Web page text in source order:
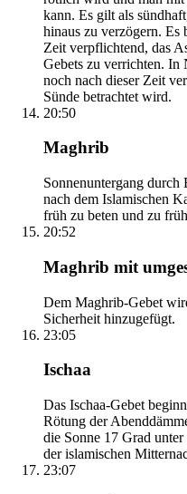
kann. Es gilt als
hinaus zu verzögern. Es
Zeit verpflichtend, das
Gebets zu verrichten. In
noch nach dieser Zeit
Sünde betrachtet wird.
20:50
Maghrib
Sonnenuntergang durch
nach dem Islamischen
früh zu beten und zu
20:52
Maghrib mit
Dem Maghrib-Gebet
Sicherheit hinzugefügt.
23:05
Ischaa
Das Ischaa-Gebet
Rötung der
die Sonne 17 Grad
der islamischen
23:07